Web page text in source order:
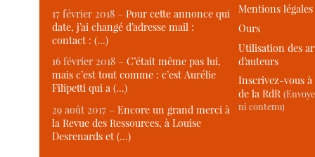
17 février 2018 –Pour cette annonce qui
date, j’ai changé d’adresse mail :
contact : (…)
16 février 2018 –C’était même pas lui,
mais c’est tout comme : c’est Aurélie
Filipetti qui a (…)
29 août 2017 –Encore un grand merci à
la Revue des Ressources, à Louise
Desrenards et (…)
Mentions légales
Ours
Utilisation des
d’auteurs
Inscrivez-vous
de la RdR
ni contenu)